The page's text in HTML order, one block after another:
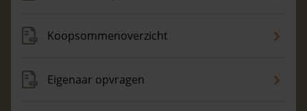
Koopsommenoverzicht
Eigenaar opvragen